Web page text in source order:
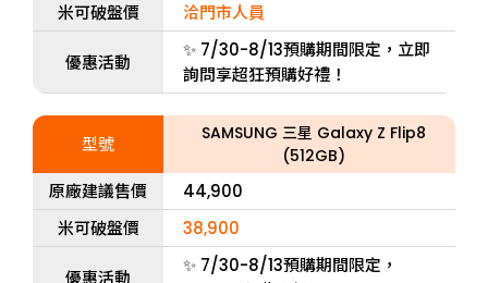
米可破盤價
洽門市人員
優惠活動
✨ 7/30-8/13預購期間限定，立即
詢問享超狂預購好禮！
型號
SAMSUNG 三星 Galaxy Z Flip8
(512GB)
原廠建議售價
44,900
米可破盤價
38,900
優惠活動
✨ 7/30-8/13預購期間限定，